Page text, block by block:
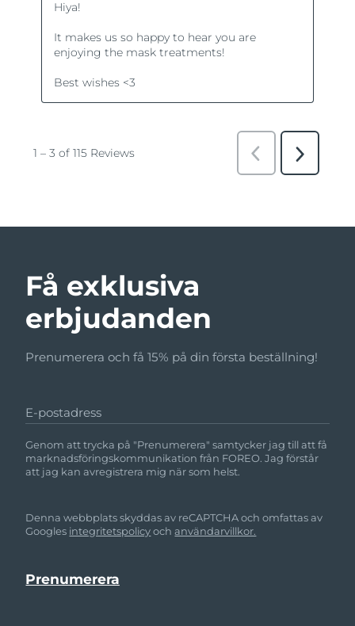
Få exklusiva
erbjudanden
Prenumerera och få 15% på din första beställning!
E-postadress
Genom att trycka på "Prenumerera" samtycker jag till att få
marknadsföringskommunikation från FOREO. Jag förstår
att jag kan avregistrera mig när som helst.
Denna webbplats skyddas av reCAPTCHA och omfattas av
Googles integritetspolicyochanvändarvillkor.